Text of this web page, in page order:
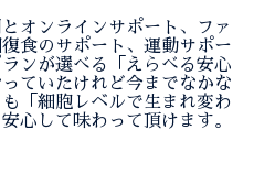
オンラインサポート、ファ
食のサポート、運動サポー
ンが選べる「えらべる安心
ていたけれど今までなかな
「細胞レベルで生まれ変わ
心して味わって頂けます。